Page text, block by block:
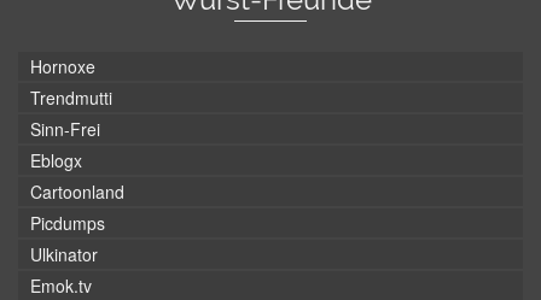
Hornoxe
Trendmutti
Sinn-Frei
Eblogx
Cartoonland
Picdumps
Ulkinator
Emok.tv